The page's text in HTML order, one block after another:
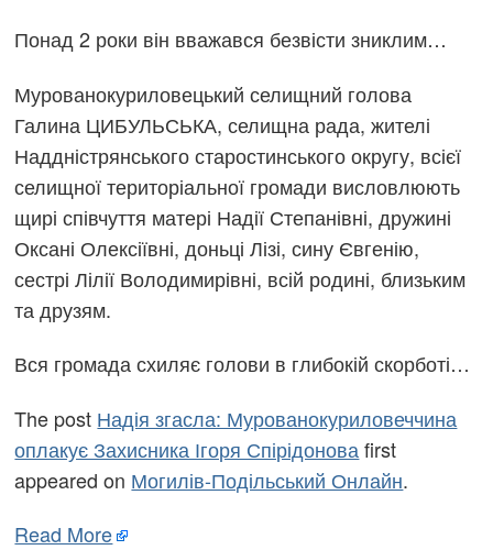
Понад 2 роки він вважався безвісти зниклим…
Мурованокуриловецький селищний голова
Галина ЦИБУЛЬСЬКА, селищна рада, жителі
Наддністрянського старостинського округу, всієї
селищної територіальної громади висловлюють
щирі співчуття матері Надії Степанівні, дружині
Оксані Олексіївні, доньці Лізі, сину Євгенію,
сестрі Лілії Володимирівні, всій родині, близьким
та друзям.
Вся громада схиляє голови в глибокій скорботі…
The post Надія згасла: Мурованокуриловеччина
оплакує Захисника Ігоря Спірідонова first
appeared on Могилів-Подільський Онлайн.
Read More